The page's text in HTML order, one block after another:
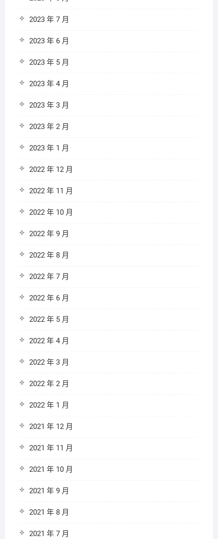
2023 年 7 月
2023 年 6 月
2023 年 5 月
2023 年 4 月
2023 年 3 月
2023 年 2 月
2023 年 1 月
2022 年 12 月
2022 年 11 月
2022 年 10 月
2022 年 9 月
2022 年 8 月
2022 年 7 月
2022 年 6 月
2022 年 5 月
2022 年 4 月
2022 年 3 月
2022 年 2 月
2022 年 1 月
2021 年 12 月
2021 年 11 月
2021 年 10 月
2021 年 9 月
2021 年 8 月
2021 年 7 月